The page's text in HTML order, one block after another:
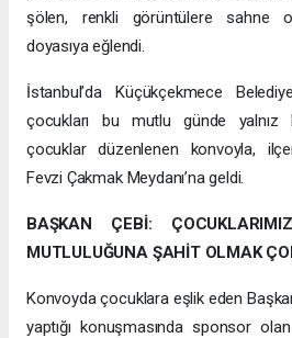
şölen, renkli görüntülere sahne
doyasıya eğlendi.
İstanbul’da Küçükçekmece
çocukları bu mutlu günde yalnız
çocuklar düzenlenen konvoyla,
Fevzi Çakmak Meydanı’na geldi.
BAŞKAN ÇEBİ:
MUTLULUĞUNA ŞAHİT OLMAK
Konvoyda çocuklara eşlik eden
yaptığı konuşmasında sponsor